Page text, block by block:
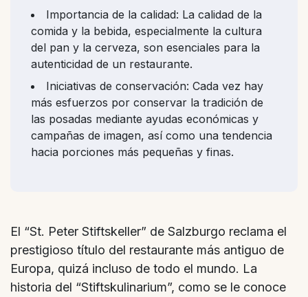
Importancia de la calidad: La calidad de la
comida y la bebida, especialmente la cultura
del pan y la cerveza, son esenciales para la
autenticidad de un restaurante.
Iniciativas de conservación: Cada vez hay
más esfuerzos por conservar la tradición de
las posadas mediante ayudas económicas y
campañas de imagen, así como una tendencia
hacia porciones más pequeñas y finas.
El “St. Peter Stiftskeller” de Salzburgo reclama el
prestigioso título del restaurante más antiguo de
Europa, quizá incluso de todo el mundo. La
historia del “Stiftskulinarium”, como se le conoce